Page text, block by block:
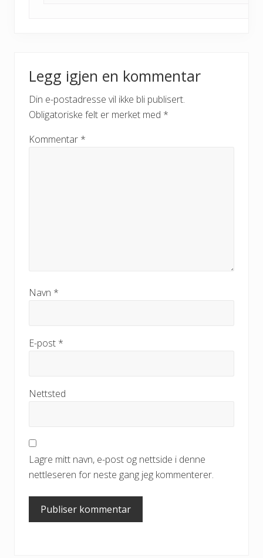
Legg igjen en kommentar
Din e-postadresse vil ikke bli publisert.
Obligatoriske felt er merket med *
Kommentar *
Navn *
E-post *
Nettsted
Lagre mitt navn, e-post og nettside i denne
nettleseren for neste gang jeg kommenterer.